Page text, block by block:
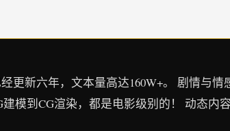
更新六年，文本量高达160W+。 剧情与情
模到CG渲染，都是电影级别的！ 动态内